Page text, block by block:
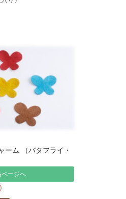
ーム （バタフライ・
ージへ